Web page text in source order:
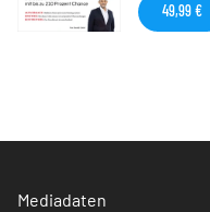
49,99 €
Mediadaten